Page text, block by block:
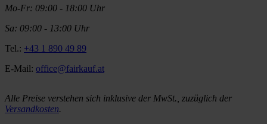
Mo-Fr: 09:00 - 18:00 Uhr
Sa: 09:00 - 13:00 Uhr
Tel.: +43 1 890 49 89
E-Mail: office@fairkauf.at
Alle Preise verstehen sich inklusive der MwSt., zuzüglich der
Versandkosten.